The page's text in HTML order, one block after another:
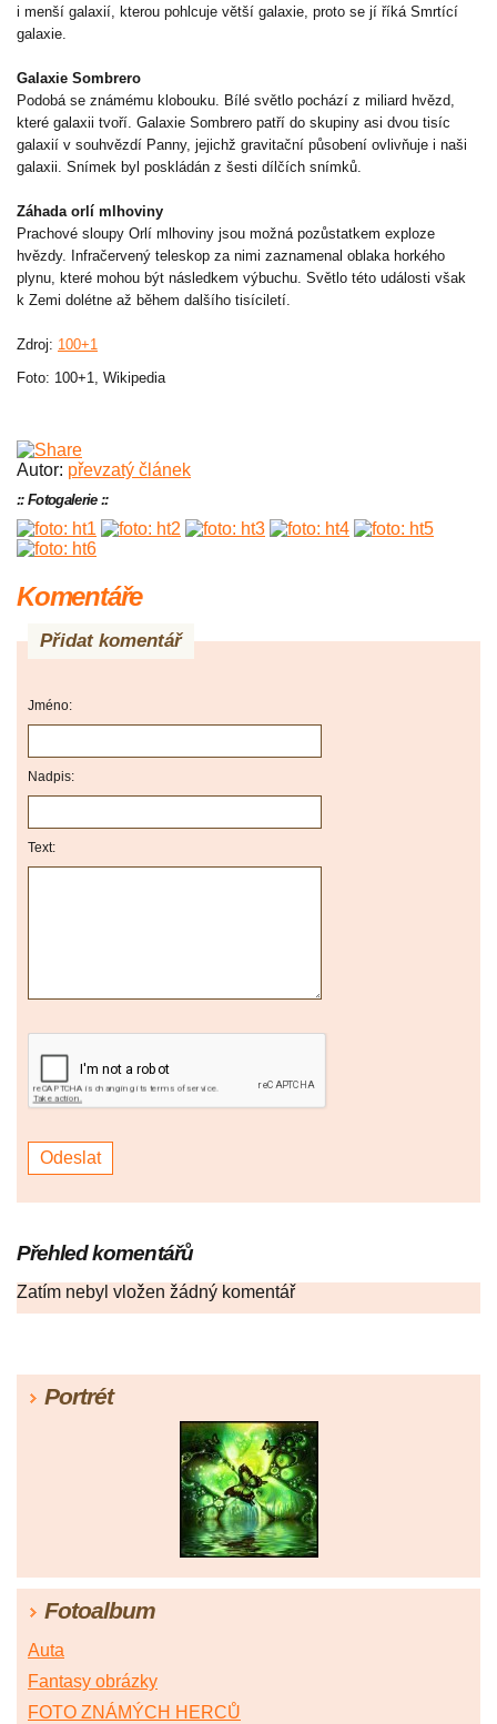
i menší galaxií, kterou pohlcuje větší galaxie, proto se jí říká Smrtící
galaxie.
Galaxie Sombrero
Podobá se známému klobouku. Bílé světlo pochází z miliard hvězd,
které galaxii tvoří. Galaxie Sombrero patří do skupiny asi dvou tisíc
galaxií v souhvězdí Panny, jejichž gravitační působení ovlivňuje i naši
galaxii. Snímek byl poskládán z šesti dílčích snímků.
Záhada orlí mlhoviny
Prachové sloupy Orlí mlhoviny jsou možná pozůstatkem exploze
hvězdy. Infračervený teleskop za nimi zaznamenal oblaka horkého
plynu, které mohou být následkem výbuchu. Světlo této události však
k Zemi dolétne až během dalšího tisíciletí.
Zdroj: 100+1
Foto: 100+1, Wikipedia
Autor: převzatý článek
:: Fotogalerie ::
Komentáře
Přidat komentář
Jméno:
Nadpis:
Text:
Přehled komentářů
Zatím nebyl vložen žádný komentář
Portrét
Fotoalbum
Auta
Fantasy obrázky
FOTO ZNÁMÝCH HERCŮ